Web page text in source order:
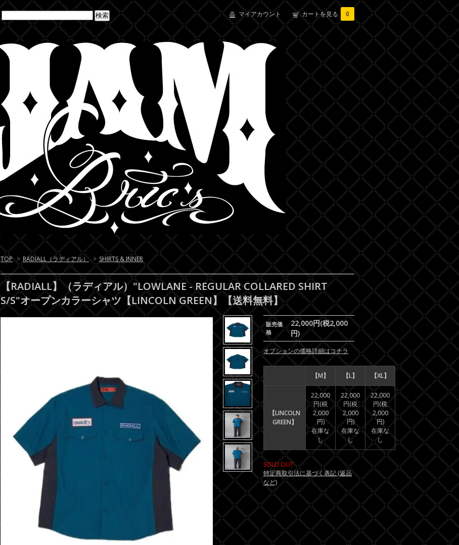
マイアカウント カートを見る 0
TOP > RADIALL（ラディアル） > SHIRTS & INNER
【RADIALL】（ラディアル）"LOWLANE - REGULAR COLLARED SHIRT
S/S"オープンカラーシャツ【LINCOLN GREEN】【送料無料】
販売価
格
22,000円(税2,000
円)
オプションの価格詳細はコチラ
【M】 【L】 【XL】
【LINCOLN
GREEN】
22,000
円(税
2,000
円)
在庫な
し
22,000
円(税
2,000
円)
在庫な
し
22,000
円(税
2,000
円)
在庫な
し
SOLD OUT
特定商取引法に基づく表記 (返品
など)